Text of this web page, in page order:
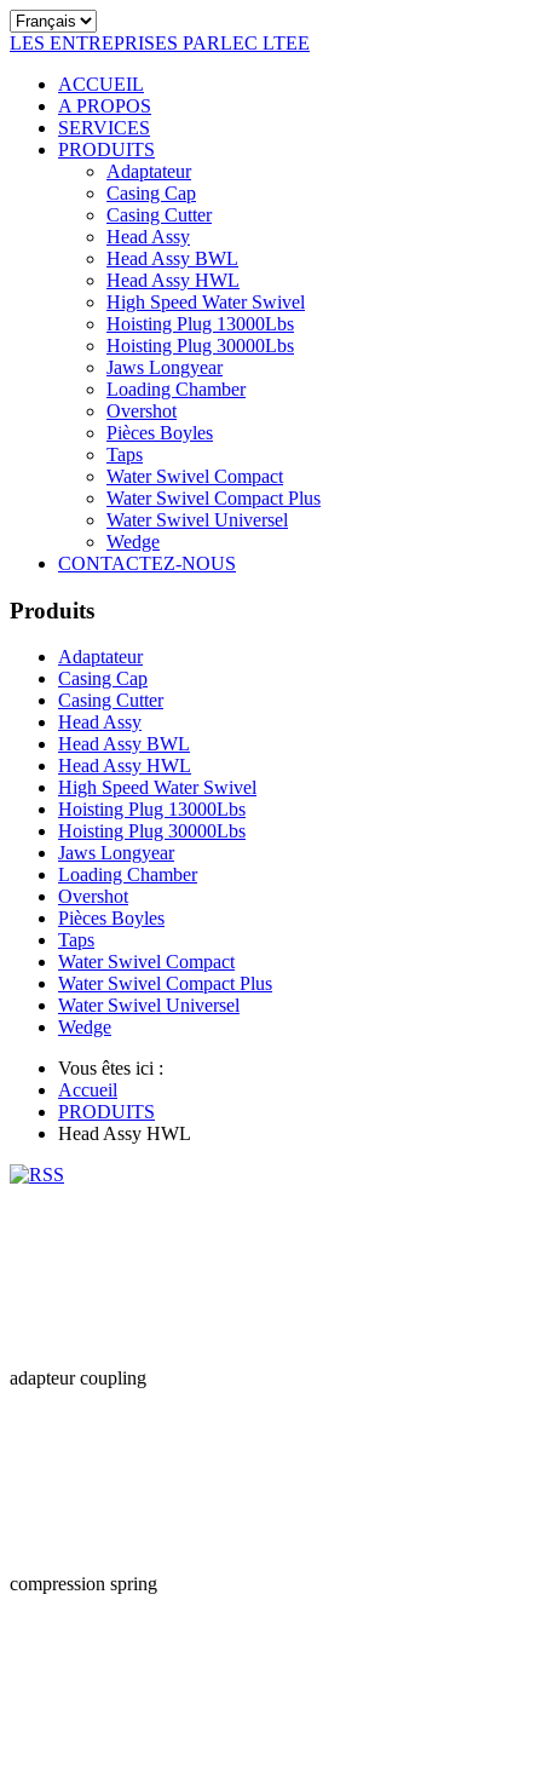
LES ENTREPRISES PARLEC LTEE
ACCUEIL
A PROPOS
SERVICES
PRODUITS
Adaptateur
Casing Cap
Casing Cutter
Head Assy
Head Assy BWL
Head Assy HWL
High Speed Water Swivel
Hoisting Plug 13000Lbs
Hoisting Plug 30000Lbs
Jaws Longyear
Loading Chamber
Overshot
Pièces Boyles
Taps
Water Swivel Compact
Water Swivel Compact Plus
Water Swivel Universel
Wedge
CONTACTEZ-NOUS
Produits
Adaptateur
Casing Cap
Casing Cutter
Head Assy
Head Assy BWL
Head Assy HWL
High Speed Water Swivel
Hoisting Plug 13000Lbs
Hoisting Plug 30000Lbs
Jaws Longyear
Loading Chamber
Overshot
Pièces Boyles
Taps
Water Swivel Compact
Water Swivel Compact Plus
Water Swivel Universel
Wedge
Vous êtes ici :
Accueil
PRODUITS
Head Assy HWL
adapteur coupling
compression spring